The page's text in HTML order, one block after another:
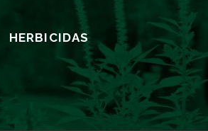
HERBICIDAS